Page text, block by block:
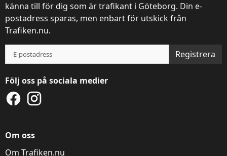
Om oss
Om Trafiken.nu
känna till för dig som är trafikant i Göteborg. Din e-
postadress sparas, men enbart för utskick från
Trafiken.nu.
Registrera
Följ oss på sociala medier